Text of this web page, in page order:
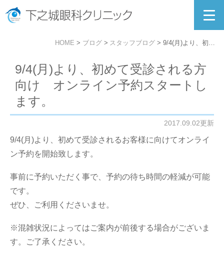
HOME ブログ スタッフブログ 9/4(月)より、初めて受診される方向け オンライン予約スタートします。
9/4(月)より、初めて受診される方
向け オンライン予約スタートし
ます。
2017.09.02更新
9/4(月)より、初めて受診されるお客様に向けてオンライ
ン予約を開始致します。
事前に予約いただく事で、予約の待ち時間の軽減が可能
です。
ぜひ、ご利用くださいませ。
※混雑状況によってはご案内が前後する場合がございま
す。ご了承ください。